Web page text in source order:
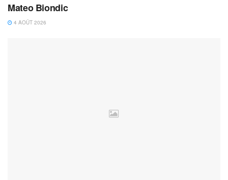
Mateo Biondic
4 AOÛT 2026